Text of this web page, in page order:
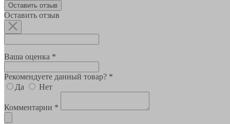
Оставить отзыв
Оставить отзыв
Ваша оценка *
Рекомендуете данный товар? *
Да
Нет
Комментарии *